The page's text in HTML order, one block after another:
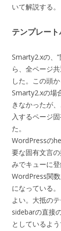
いて解説する。
テンプレー
Smarty2.xの、
ら、全ページ
した。この頭
Smarty2.xの場
きなかったが
入するページ
た。
WordPressの
要な固有文言
みでキューに
WordPress関
になっている
よい。大抵の
sidebarの直接
としているよ